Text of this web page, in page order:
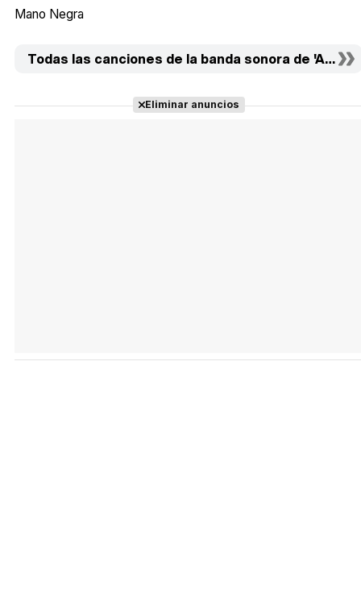
Mano Negra
Todas las canciones de la banda sonora de 'Adiós,
Eliminar anuncios